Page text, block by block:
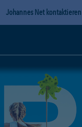
Johannes Net kontaktieren